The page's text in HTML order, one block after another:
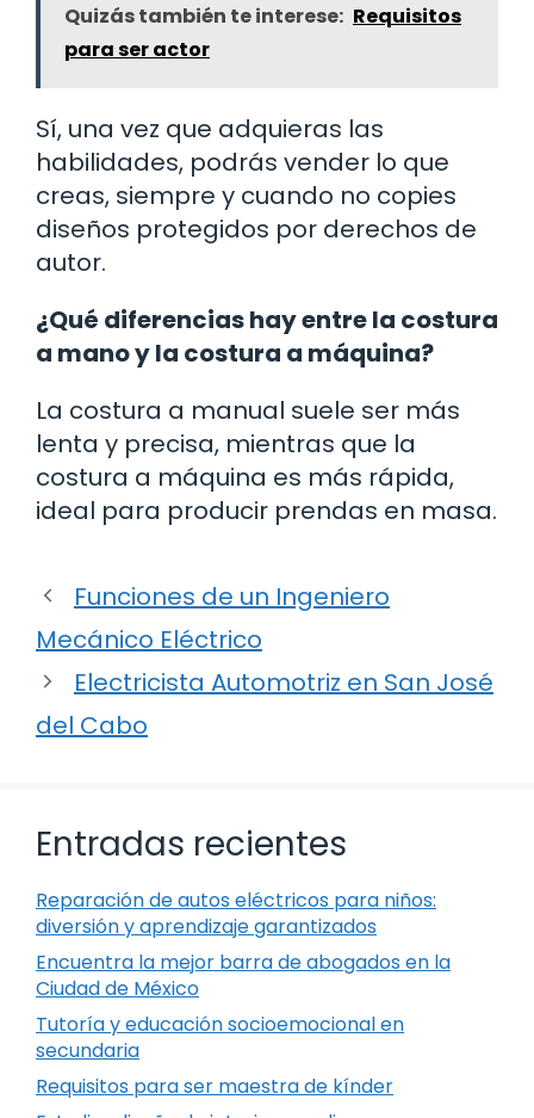
Quizás también te interese: Requisitos
para ser actor
Sí, una vez que adquieras las
habilidades, podrás vender lo que
creas, siempre y cuando no copies
diseños protegidos por derechos de
autor.
¿Qué diferencias hay entre la costura
a mano y la costura a máquina?
La costura a manual suele ser más
lenta y precisa, mientras que la
costura a máquina es más rápida,
ideal para producir prendas en masa.
Funciones de un Ingeniero
Mecánico Eléctrico
Electricista Automotriz en San José
del Cabo
Entradas recientes
Reparación de autos eléctricos para niños:
diversión y aprendizaje garantizados
Encuentra la mejor barra de abogados en la
Ciudad de México
Tutoría y educación socioemocional en
secundaria
Requisitos para ser maestra de kínder